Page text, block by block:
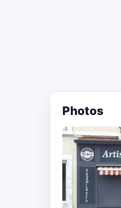
Photos